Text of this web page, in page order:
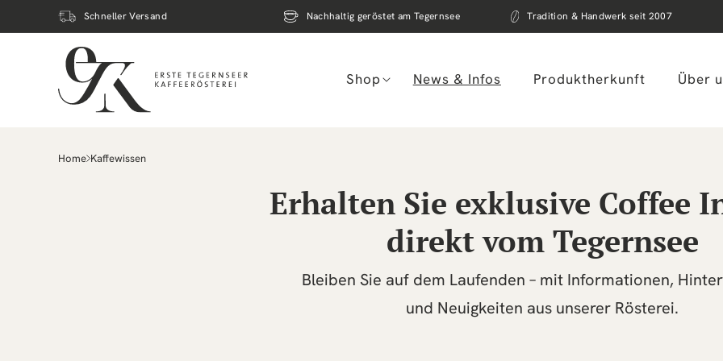
Inhalt
Schneller Versand Nachhaltig geröstet am Tegernsee Tradition & Handwerk seit 2007
Shop News & Infos Produktherkunft Über
Home Kaffewissen
Erhalten Sie exklusive Coffee
direkt vom Tegernsee
Bleiben Sie auf dem Laufenden – mit Informationen,
und Neuigkeiten aus unserer Rösterei.